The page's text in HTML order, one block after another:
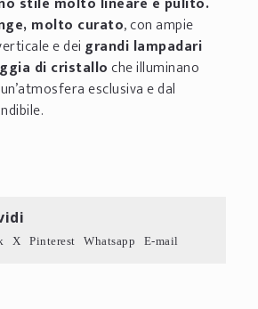
molto curato, con ampie
e dei grandi lampadari
di cristalloche illuminano
esclusiva e dal
X Pinterest Whatsapp E-mail